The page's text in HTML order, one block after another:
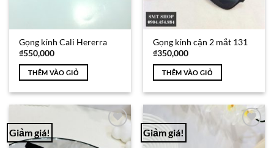
Gọng kính Cali Hererra
₫550,000
THÊM VÀO GIỎ
Gọng kính cận 2 mắt 131
₫350,000
THÊM VÀO GIỎ
Giảm giá!
Add to
Wishlist
Giảm giá!
Wishlist